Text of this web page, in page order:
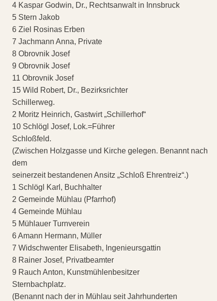
4 Kaspar Godwin, Dr., Rechtsanwalt in Innsbruck
5 Stern Jakob
6 Ziel Rosinas Erben
7 Jachmann Anna, Private
8 Obrovnik Josef
9 Obrovnik Josef
11 Obrovnik Josef
15 Wild Robert, Dr., Bezirksrichter
Schillerweg.
2 Moritz Heinrich, Gastwirt „Schillerhof“
10 Schlögl Josef, Lok.=Führer
Schloßfeld.
(Zwischen Holzgasse und Kirche gelegen. Benannt nach
dem
seinerzeit bestandenen Ansitz „Schloß Ehrentreiz“.)
1 Schlögl Karl, Buchhalter
2 Gemeinde Mühlau (Pfarrhof)
4 Gemeinde Mühlau
5 Mühlauer Turnverein
6 Amann Hermann, Müller
7 Widschwenter Elisabeth, Ingenieursgattin
8 Rainer Josef, Privatbeamter
9 Rauch Anton, Kunstmühlenbesitzer
Sternbachplatz.
(Benannt nach der in Mühlau seit Jahrhunderten